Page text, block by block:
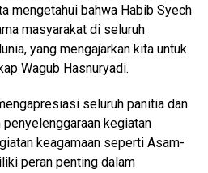
mengetahui bahwa Habib Syech
masyarakat di seluruh
yang mengajarkan kita untuk
Wagub Hasnuryadi.
seluruh panitia dan
kegiatan
keagamaan seperti Asam-
peran penting dalam